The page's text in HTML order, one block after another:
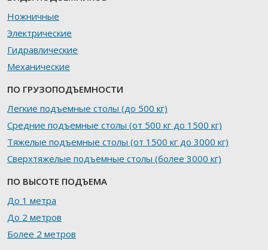
Ножничные
Электрические
Гидравлические
Механические
ПО ГРУЗОПОДЪЕМНОСТИ
Легкие подъемные столы (до 500 кг)
Средние подъемные столы (от 500 кг до 1500 кг)
Тяжелые подъемные столы (от 1500 кг до 3000 кг)
Сверхтяжелые подъемные столы (более 3000 кг)
ПО ВЫСОТЕ ПОДЪЕМА
До 1 метра
До 2 метров
Более 2 метров